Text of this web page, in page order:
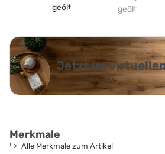
Jetzt im
Merkmale
Alle Merkmale zum Artikel